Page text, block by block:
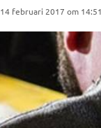
14 februari 2017 om